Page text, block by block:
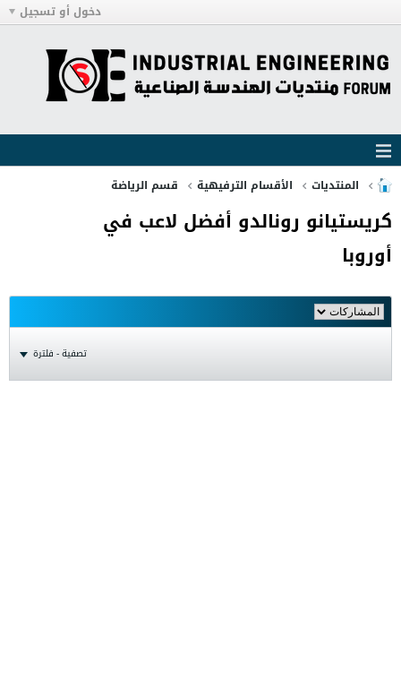
دخول أو تسجيل
المنتديات الأقسام الترفيهية قسم الرياضة
كريستيانو رونالدو أفضل لاعب في
أوروبا
تصفية - فلترة